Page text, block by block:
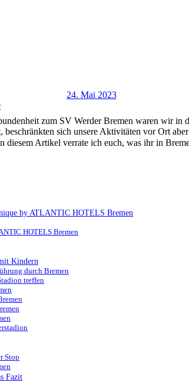
24. Mai 2023
zum SV Werder Bremen waren wir in
sich unsere Aktivitäten vor Ort
diesem Artikel verrate ich euch, was ihr in
by ATLANTIC HOTELS Bremen
HOTELS Bremen
Kindern
durch Bremen
treffen
Stop
Fazit